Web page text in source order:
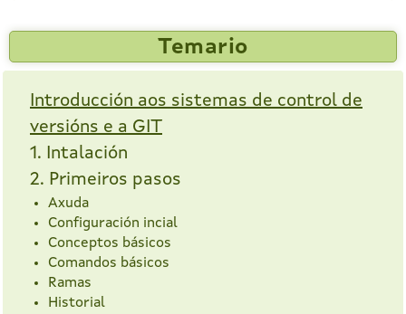
Temario
Introducción aos sistemas de control de
versións e a GIT
1. Intalación
2. Primeiros pasos
Axuda
Configuración incial
Conceptos básicos
Comandos básicos
Ramas
Historial